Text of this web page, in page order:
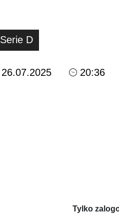
Serie D
26.07.2025 20:36
Tylko